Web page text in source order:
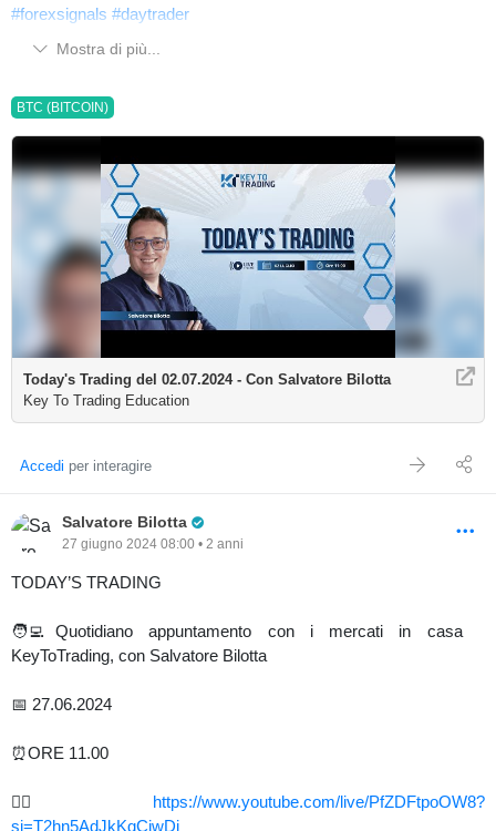
#forexsignals #daytrader
Mostra di più...
BTC (BITCOIN)
Today's Trading del 02.07.2024 - Con Salvatore Bilotta
Key To Trading Education
Accedi per interagire
Salvatore Bilotta
27 giugno 2024 08:00 • 2 anni
TODAY’S TRADING
🧑‍💻Quotidiano appuntamento con i mercati in casa
KeyToTrading, con Salvatore Bilotta
📅 27.06.2024
⏰ORE 11.00
👉🏻 https://www.youtube.com/live/PfZDFtpoOW8?
si=T2hn5AdJkKqCjwDj